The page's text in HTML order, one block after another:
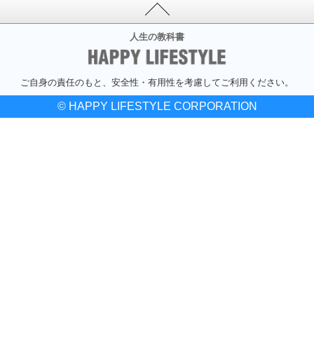
人生の教科書
ご自身の責任のもと、安全性・有用性を考慮してご利用ください。
© HAPPY LIFESTYLE CORPORATION